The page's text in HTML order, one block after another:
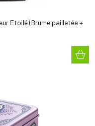
Etoilé (Brume pailletée +